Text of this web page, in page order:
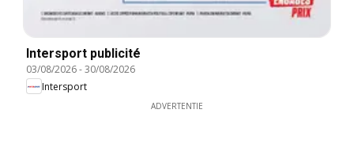
Intersport publicité
03/08/2026-30/08/2026
Intersport
ADVERTENTIE